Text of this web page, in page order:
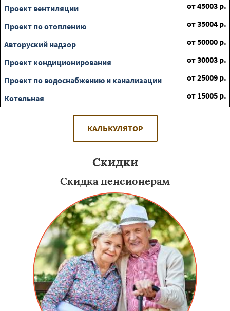
Проект вентиляции
от45003 р.
Проект по отоплению
от35004 р.
Авторуский надзор
от50000 р.
Проект кондиционирования
от30003 р.
Проект по водоснабжению и канализации
от25009 р.
Котельная
от 15005 р.
КАЛЬКУЛЯТОР
Скидки
Скидка пенсионерам